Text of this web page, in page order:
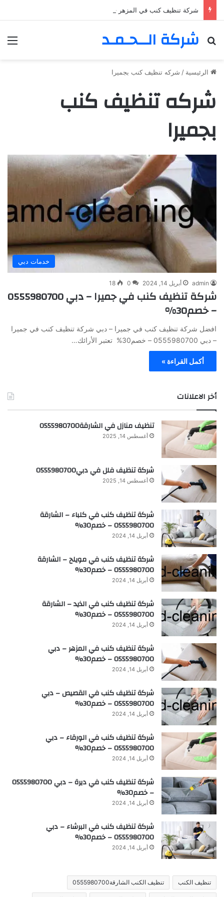
شركة تنظيف كنب في المزهر – دبي 0555980700 – خصم30%
شركة الــحـمـد
بحث عن
الرئيسية / شركه تنظيف كنب بجميرا
شركه تنظيف كنب
بجميرا
خدمات دبي
admin أبريل 14, 2024 0
18
شركة تنظيف كنب في جميرا – دبي 0555980700
– خصم30%
افضل شركة تنظيف كنب في جميرا – دبي شركة تنظيف كنب في جميرا
– دبي 0555980700 – خصم30% تعتبر الأرائك…
أكمل القراءة »
أخر الاعلانات
تنظيف منازل في الشارقة0555980700
أغسطس 14, 2025
شركة تنظيف فلل في دبي0555980700
أغسطس 14, 2025
شركة تنظيف كنب في كلباء – الشارقة
0555980700 – خصم30%
أبريل 14, 2024
شركة تنظيف كنب في مويلح – الشارقة
0555980700 – خصم30%
أبريل 14, 2024
شركة تنظيف كنب في الذيد – الشارقة
0555980700 – خصم30%
أبريل 14, 2024
شركة تنظيف كنب في المزهر – دبي
0555980700 – خصم30%
أبريل 14, 2024
شركة تنظيف كنب في القصيص – دبي
0555980700 – خصم30%
أبريل 14, 2024
شركة تنظيف كنب في الورقاء – دبي
0555980700 – خصم30%
أبريل 14, 2024
شركة تنظيف كنب في ديرة – دبي 0555980700
– خصم30%
أبريل 14, 2024
شركة تنظيف كنب في البرشاء – دبي
0555980700 – خصم30%
أبريل 14, 2024
تنظيف الكنب تنظيف الكنب الشارقة0555980700